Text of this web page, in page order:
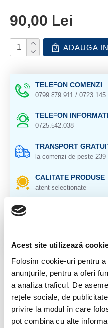
Acest site utilizează
Folosim cookie-uri pentru
anunțurile, pentru a oferi
a analiza traficul. De
rețele sociale, de
privire la modul în care
pot combina cu alte
90,00 Lei
ADAUGA
TELEFON COMENZI
0799.879.911 /
TELEFON
0725.542.038
TRANSPORT
la comenzi de peste 239
CALITATE PRODUSE
atent selectionate
pentru toate produsele
DESCRIERE PRODUS
Cristal natural 100 %.
Cristal Unicat. Veti primi